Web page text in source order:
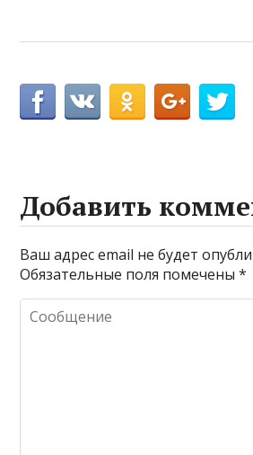
Добавить
Ваш адрес email не будет
Обязательные поля помечены*